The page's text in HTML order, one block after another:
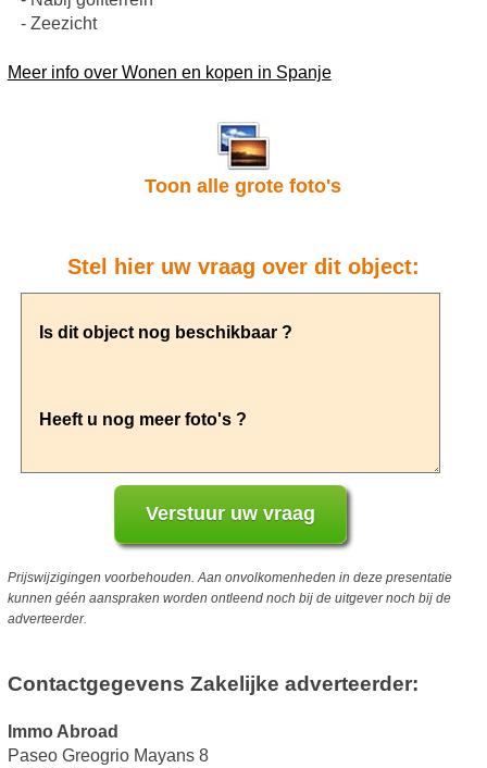
- Zeezicht
Meer info over Wonen en kopen in Spanje
Toon alle grote foto's
Stel hier uw vraag over dit object:
Prijswijzigingen voorbehouden. Aan onvolkomenheden in deze presentatie
kunnen géén aanspraken worden ontleend noch bij de uitgever noch bij de
adverteerder.
Contactgegevens Zakelijke adverteerder:
Immo Abroad
Paseo Greogrio Mayans 8